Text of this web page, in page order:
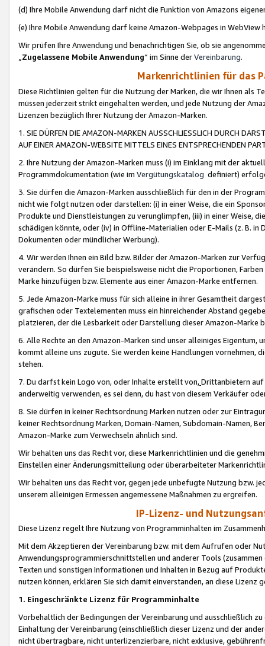
(d) Ihre Mobile Anwendung darf nicht die Funktion von Amazons
(e) Ihre Mobile Anwendung darf keine Amazon-Webpages in WebView
Wir prüfen Ihre Anwendung und benachrichtigen Sie, ob sie
„Zugelassene Mobile Anwendung“ im Sinne derVereinbarung.
Markenrichtlinien für das
Diese Richtlinien gelten für die Nutzung der Marken, die wir Ihnen als
müssen jederzeit strikt eingehalten werden, und jede Nutzung der
Lizenzen bezüglich Ihrer Nutzung der Amazon-Marken.
1. SIE DÜRFEN DIE AMAZON-MARKEN AUSSCHLIESSLICH DURCH
AUF EINER AMAZON-WEBSITE MITTELS EINES ENTSPRECHENDEN
2. Ihre Nutzung der Amazon-Marken muss (i) im Einklang mit der
Programmdokumentation (wie im Vergütungskatalog definiert)
3. Sie dürfen die Amazon-Marken ausschließlich für den in der
nicht wie folgt nutzen oder darstellen: (i) in einer Weise, die ein
Produkte und Dienstleistungen zu verunglimpfen, (iii) in einer Weise,
schädigen könnte, oder (iv) in Offline-Materialien oder E-Mails (z. B. in
Dokumenten oder mündlicher Werbung).
4. Wir werden Ihnen ein Bild bzw. Bilder der Amazon-Marken zur
verändern. So dürfen Sie beispielsweise nicht die Proportionen,
Marke hinzufügen bzw. Elemente aus einer Amazon-Marke entfernen.
5. Jede Amazon-Marke muss für sich alleine in ihrer Gesamtheit
grafischen oder Textelementen muss ein hinreichender Abstand
platzieren, der die Lesbarkeit oder Darstellung dieser Amazon-Marke
6. Alle Rechte an den Amazon-Marken sind unser alleiniges
kommt alleine uns zugute. Sie werden keine Handlungen vornehmen,
stehen.
7. Du darfst kein Logo von, oder Inhalte erstellt von,Drittanbietern auf
anderweitig verwenden, es sei denn, du hast von diesem Verkäufer
8. Sie dürfen in keiner Rechtsordnung Marken nutzen oder zur
keiner Rechtsordnung Marken, Domain-Namen, Subdomain-Namen,
Amazon-Marke zum Verwechseln ähnlich sind.
Wir behalten uns das Recht vor, diese Markenrichtlinien und die
Einstellen einer Änderungsmitteilung oder überarbeiteter
Wir behalten uns das Recht vor, gegen jede unbefugte Nutzung bzw.
unserem alleinigen Ermessen angemessene Maßnahmen zu ergreifen.
IP-Lizenz- und
Diese Lizenz regelt Ihre Nutzung von Programminhalten im
Mit dem Akzeptieren der Vereinbarung bzw. mit dem Aufrufen oder
Anwendungsprogrammierschnittstellen und anderer Tools (zusammen
Texten und sonstigen Informationen und Inhalten in Bezug auf
nutzen können, erklären Sie sich damit einverstanden, an diese Lizenz
1. Eingeschränkte Lizenz für Programminhalte
Vorbehaltlich der Bedingungen der Vereinbarung und ausschließlich
Einhaltung der Vereinbarung (einschließlich dieser Lizenz und der
nicht übertragbare, nicht unterlizenzierbare, nicht exklusive,